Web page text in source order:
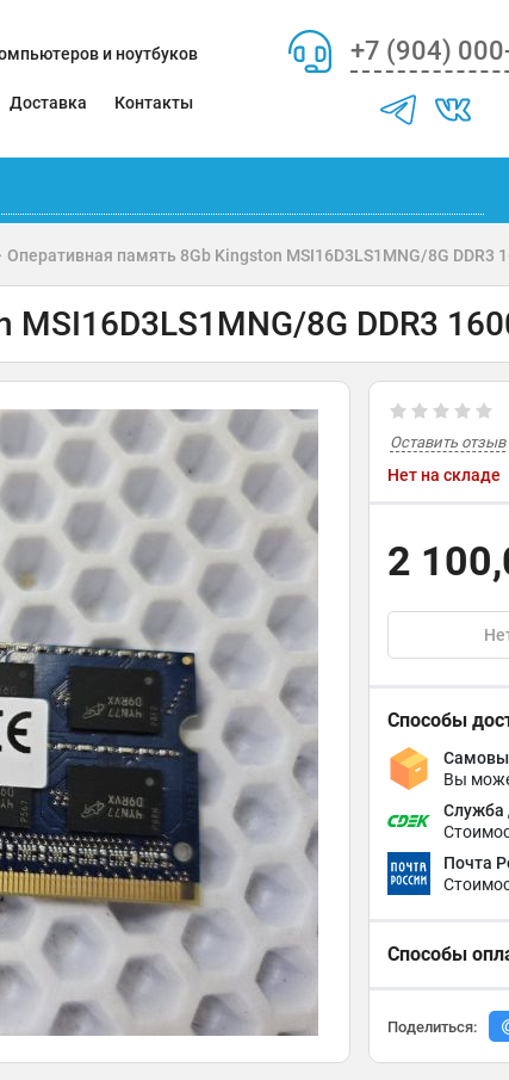
и ноутбуков
Доставка Контакты
+7 (904)
Оперативная память 8Gb Kingston MSI16D3LS1MNG/8G DDR3
8G DDR3
Оставить отзыв
Нет на складе
2
Способы
Вы
Служба
Почта
Способы
Поделиться: